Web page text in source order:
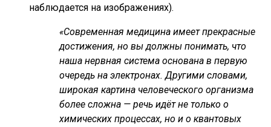
наблюдается на изображениях).
«Современная медицина имеет прекрасные
достижения, но вы должны понимать, что
наша нервная система основана в первую
очередь на электронах. Другими словами,
широкая картина человеческого организма
более сложна — речь идёт не только о
химических процессах, но и о квантовых